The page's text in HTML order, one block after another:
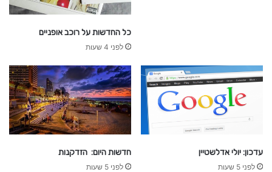
כל החדשות על רוכב אופניים
לפני 4 שעות
עדכון: יולי אדלשטיין
לפני 5 שעות
חדשות היום: הזדקנות
לפני 5 שעות